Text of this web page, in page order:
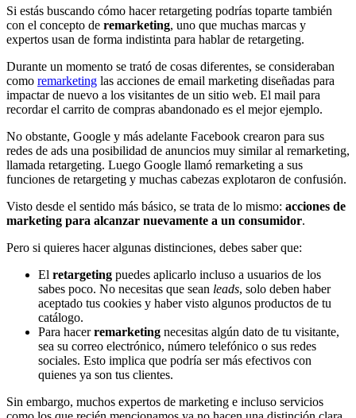
Si estás buscando cómo hacer retargeting podrías toparte también
con el concepto de remarketing, uno que muchas marcas y
expertos usan de forma indistinta para hablar de retargeting.
Durante un momento se trató de cosas diferentes, se consideraban
como remarketing las acciones de email marketing diseñadas para
impactar de nuevo a los visitantes de un sitio web. El mail para
recordar el carrito de compras abandonado es el mejor ejemplo.
No obstante, Google y más adelante Facebook crearon para sus
redes de ads una posibilidad de anuncios muy similar al remarketing,
llamada retargeting. Luego Google llamó remarketing a sus
funciones de retargeting y muchas cabezas explotaron de confusión.
Visto desde el sentido más básico, se trata de lo mismo: acciones de
marketing para alcanzar nuevamente a un consumidor.
Pero si quieres hacer algunas distinciones, debes saber que:
El retargeting puedes aplicarlo incluso a usuarios de los
sabes poco. No necesitas que sean leads, solo deben haber
aceptado tus cookies y haber visto algunos productos de tu
catálogo.
Para hacerremarketing necesitas algún dato de tu visitante,
sea su correo electrónico, número telefónico o sus redes
sociales. Esto implica que podría ser más efectivos con
quienes ya son tus clientes.
Sin embargo, muchos expertos de marketing e incluso servicios